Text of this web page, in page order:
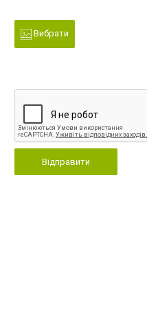
Вибрати
Відправити